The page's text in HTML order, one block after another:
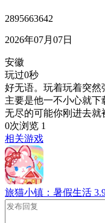
2895663642
2026年07月07日
安徽
玩过0秒
好无语。玩着玩着突
主要是他一不小心就
无尽的可能你刚进去就
0次浏览 1
相关游戏
旅猫小镇：暑假生活